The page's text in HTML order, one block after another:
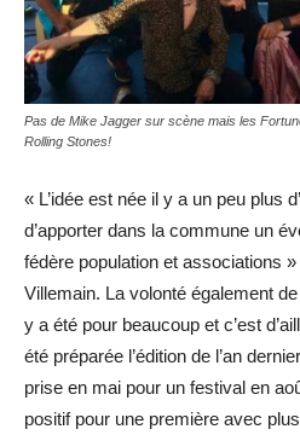
Pas de Mike Jagger sur scène mais les
Rolling Stones!
« L’idée est née il y a un peu plus
d’apporter dans la commune un
fédère population et associations
Villemain. La volonté également
y a été pour beaucoup et c’est
été préparée l’édition de l’an
prise en mai pour un festival en
positif pour une première avec